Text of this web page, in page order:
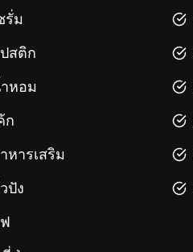
รั่ม
สติก
หอม
ก
หารเสริม
ปัง